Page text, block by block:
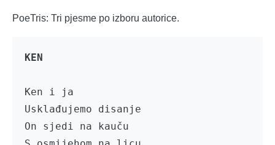
PoeTris: Tri pjesme po izboru autorice.
KEN
Ken i ja
Usklađujemo disanje
On sjedi na kauču